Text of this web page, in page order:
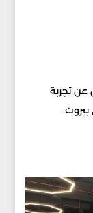
عن تجربة